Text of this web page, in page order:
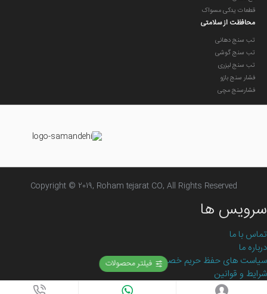
قطعات یدکی مسواک
محافظت از سلامتی
تب سنج دهانی
تب سنج گوشی
تب سنج لیزری
فشار سنج بازو
فشارسنج مچی
Copyright © 2019, Roham tejarat CO, All Rights Reserved
سرویس ها
تماس با ما
درباره ما
سیاست های حفظ حریم خصوصی
شرایط و قوانین
فیلتر محصولات